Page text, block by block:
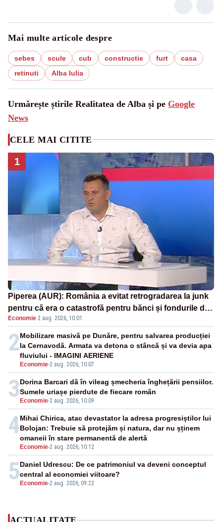
Mai multe articole despre
sebes scule cub constructie furt
casa
retinuti
Alba Iulia
Urmărește știrile Realitatea de Alba și pe Google
News
CELE MAI CITITE
1
Piperea (AUR): România a evitat retrogradarea la junk
pentru că era o catastrofă pentru bănci și fondurile de
pensii
Economie·2 aug. 2026, 10:01
2
Economie-2 aug. 2026, 10:07
Mobilizare masivă pe Dunăre, pentru salvarea producției
la Cernavodă. Armata va detona o stâncă și va devia apa
fluviului - IMAGINI AERIENE
3 Economie-2 aug. 2026, 10:09
Dorina Barcari dă în vileag șmecheria înghețării pensiilor.
Sumele uriașe pierdute de fiecare român
4
Economie-2 aug. 2026, 10:12
Mihai Chirica, atac devastator la adresa progresiștilor lui
Bolojan: Trebuie să protejăm și natura, dar nu șținem
omaneii în stare permanentă de alertă
5 Economie-2 aug. 2026, 09:22
Daniel Udrescu: De ce patrimoniul va deveni conceptul
central al economiei viitoare?